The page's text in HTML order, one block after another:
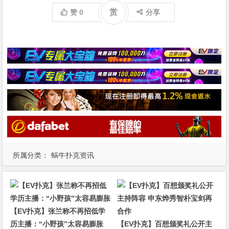
所属分类： 蜗牛扑克资讯
赞0 赏 分享
【EV扑克】张兰称不再招低学
历主播：“小野孩”太容易膨胀
【EV扑克】百想颁奖礼公开主